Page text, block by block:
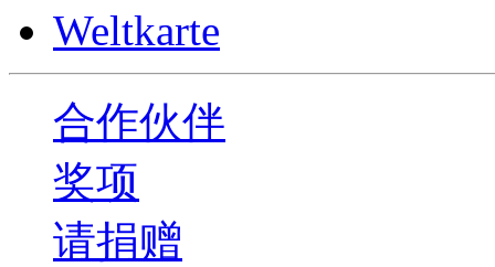
Weltkarte
合作伙伴
奖项
请捐赠